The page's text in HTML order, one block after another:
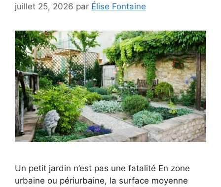
juillet 25, 2026 par Élise Fontaine
Un petit jardin n’est pas une fatalité En zone
urbaine ou périurbaine, la surface moyenne